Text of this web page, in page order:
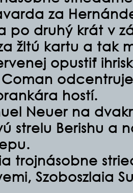
za
po druhý krát v
žltú kartu a tak
opustiť
Coman
hostí.
Neuer na
strelu Berishu a
trojnásobne
Szoboszlaia